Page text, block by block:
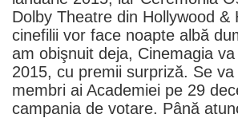
Dolby Theatre din Hollywood
cinefilii vor face noapte albă
am obişnuit deja, Cinemagia
2015, cu premii surpriză. Se
membri ai Academiei pe 29
campania de votare. Până